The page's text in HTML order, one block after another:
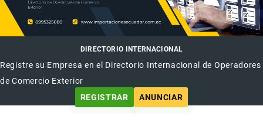
DIRECTORIO INTERNACIONAL
Registre su Empresa en el Directorio Internacional de Operadores
de Comercio Exterior
REGISTRAR
ANUNCIAR